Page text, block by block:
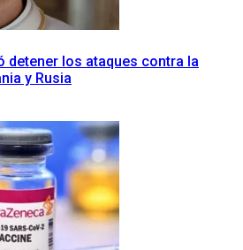
detener los ataques contra la
y Rusia